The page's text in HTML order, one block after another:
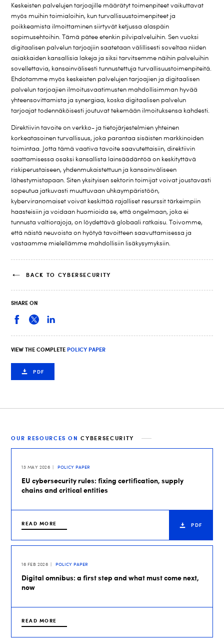
Keskeisten palvelujen tarjoajille määrätyt toimenpiteet vaikuttavat
myös muihin toimialoihin, kun turvallisuustoimenpiteet ja
poikkeamista ilmoittaminen siirtyvät ketjussa alaspäin
sopimusehtoihin. Tämä pätee etenkin pilvipalveluihin. Sen vuoksi
digitaalisen palvelun tarjoajiin saatetaan välillisesti soveltaa niiden
asiakkaiden kansallisia lakeja ja siksi tarvitsemme näihin palveluihin
sovellettavia, kansainvälisesti tunnustettuja turvallisuustoimenpiteitä.
Ehdotamme myös keskeisten palvelujen tarjoajien ja digitaalisen
palvelun tarjoajien ilmoitusvaatimusten mahdollisimman hyvää
yhteensovittamista ja synergiaa, koska digitaalisen palvelun
tarjoajat todennäköisesti joutuvat tekemään ilmoituksensa kahdesti.
Direktiivin tavoite on verkko- ja tietojärjestelmien yhteinen
korkeatasoinen turvallisuus, joka parantaa sisäisten markkinoiden
toimintaa. Jotta tämä vaativa tavoite saavutettaisiin, direktiivin
saattamisessa osaksi kansallista lainsäädäntöä on keskityttävä
riskiperustaiseen, yhdenmukaistettuun ja kansainväliseen
lähestymistapaan. Siten yksityisen sektorin toimijat voivat joustavasti
sopeutua jatkuvasti muuttuvaan uhkaympäristöön,
kyberviranomaiset voivat keskittää rajalliset resurssit tärkeimpiin
haasteisiin ja voidaan huomioida se, että ongelmaan, joka ei
tunnusta valtiorajoja, on löydettävä globaali ratkaisu. Toivomme,
että näistä neuvoista on hyötyä tavoitteen saavuttamisessa ja
vastaamme mielellämme mahdollisiin lisäkysymyksiin.
BACK TO CYBERSECURITY
SHARE ON
VIEW THE COMPLETE POLICY PAPER
PDF
OUR RESOURCES ONCYBERSECURITY
13 MAY 2026 POLICY PAPER
EU cybersecurity rules: fixing certification, supply
chains and critical entities
READ MORE PDF
16 FEB 2026 POLICY PAPER
Digital omnibus: a first step and what must come next,
now
READ MORE